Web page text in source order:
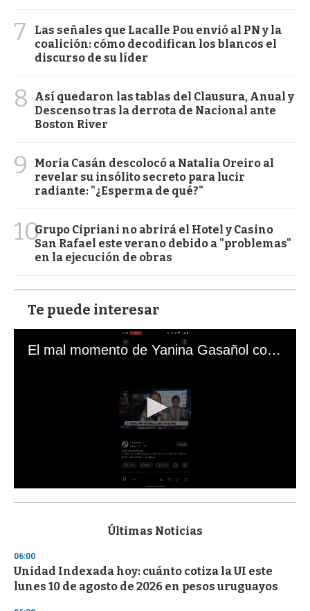
7
Las señales que Lacalle Pou envió al PN y la
coalición: cómo decodifican los blancos el
discurso de su líder
8
Así quedaron las tablas del Clausura, Anual y
Descenso tras la derrota de Nacional ante
Boston River
9
Moria Casán descolocó a Natalia Oreiro al
revelar su insólito secreto para lucir
radiante: "¿Esperma de qué?"
10Grupo Cipriani no abrirá el Hotel y Casino
San Rafael este verano debido a "problemas"
en la ejecución de obras
Te puede interesar
El mal momento de Yanina Gasañol con un hincha argentino en "Subrayado"
s
d
s
o
f
Últimas Noticias
06:00
Unidad Indexada hoy: cuánto cotiza la UI este
lunes 10 de agosto de 2026 en pesos uruguayos